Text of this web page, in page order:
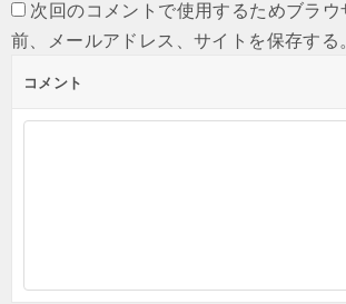
次回のコメントで使用するためブラウ
前、メールアドレス、サイトを保存する
コメント